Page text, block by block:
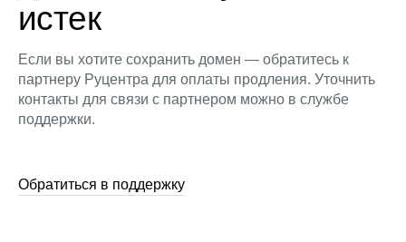
истек
Если вы хотите сохранить домен — обратитесь к
партнеру Руцентра для оплаты продления. Уточнить
контакты для связи с партнером можно в службе
поддержки.
Обратиться в поддержку